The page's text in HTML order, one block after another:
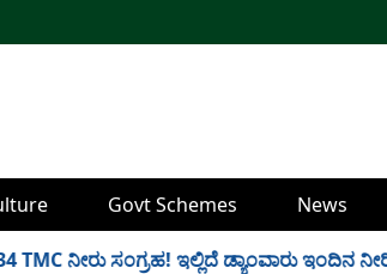
Govt Schemes News
ಸಂಗ್ರಹ! ಇಲ್ಲಿದೆ ಡ್ಯಾಂವಾರು ಇಂದಿನ ನೀರಿನ